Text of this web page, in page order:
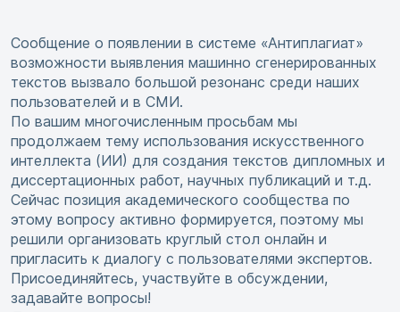
Сообщение о появлении в системе «Антиплагиат»
возможности выявления машинно сгенерированных
текстов вызвало большой резонанс среди наших
пользователей и в СМИ.
По вашим многочисленным просьбам мы
продолжаем тему использования искусственного
интеллекта (ИИ) для создания текстов дипломных и
диссертационных работ, научных публикаций и т.д.
Сейчас позиция академического сообщества по
этому вопросу активно формируется, поэтому мы
решили организовать круглый стол онлайн и
пригласить к диалогу с пользователями экспертов.
Присоединяйтесь, участвуйте в обсуждении,
задавайте вопросы!